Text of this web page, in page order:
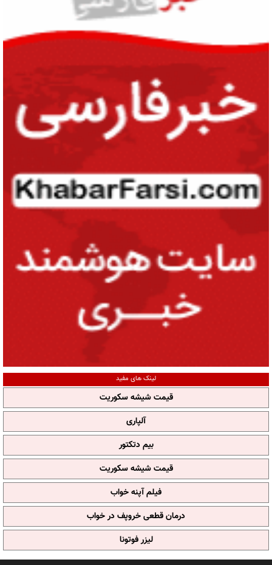
لینک های مفید
قیمت شیشه سکوریت
آلپاری
بیم دتکتور
قیمت شیشه سکوریت
فیلم آپنه خواب
درمان قطعی خروپف در خواب
لیزر فوتونا